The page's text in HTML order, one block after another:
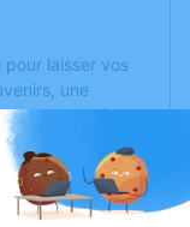
laisser vos
une
des poèmes
dédié à
estdisponible